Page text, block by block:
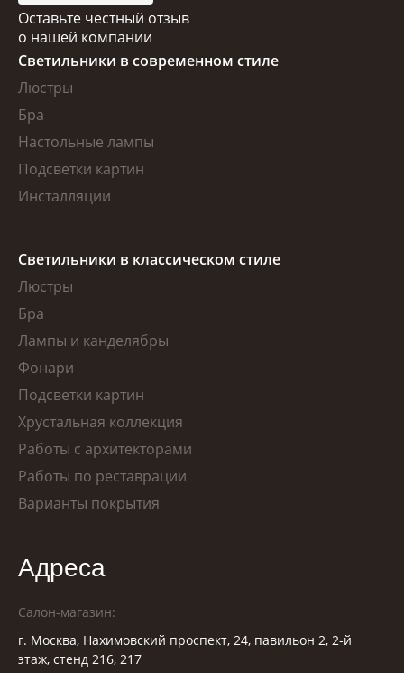
Оставьте честный отзыв
о нашей компании
Светильники в современном стиле
Люстры
Бра
Настольные лампы
Подсветки картин
Инсталляции
Светильники в классическом стиле
Люстры
Бра
Лампы и канделябры
Фонари
Подсветки картин
Хрустальная коллекция
Работы с архитекторами
Работы по реставрации
Варианты покрытия
Адреса
Салон-магазин:
г. Москва, Нахимовский проспект, 24, павильон 2, 2-й
этаж, стенд 216, 217